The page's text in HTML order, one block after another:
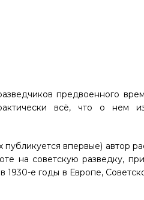
предвоенного
всё, что о нем
впервые) автор
на советскую разведку,
1930-е годы в Европе,